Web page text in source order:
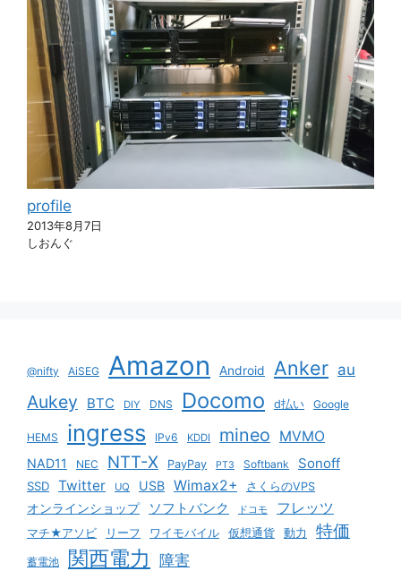
profile
2013年8月7日
しおんぐ
@nifty AiSEG Amazon Android Anker au
Aukey BTC DIY DNS Docomo d払い Google
HEMS ingress IPv6 KDDI mineo MVMO
NAD11 NEC NTT-X PayPay PT3 Softbank Sonoff
SSD Twitter UQ USB Wimax2+ さくらのVPS
オンラインショップ ソフトバンク ドコモ フレッツ
マチ★アソビ リーフ ワイモバイル 仮想通貨 動力 特価
蓄電池 関西電力 障害